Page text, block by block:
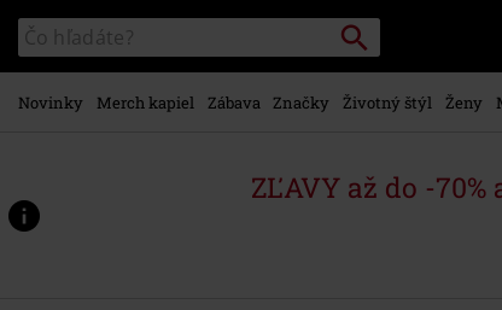
na
hlavný
obsah
Katalóg
vyhľadávania
Vyhľadávanie
Novinky Merch kapiel Zábava Značky Životný štýl Ženy
ZĽAVY až do -70%